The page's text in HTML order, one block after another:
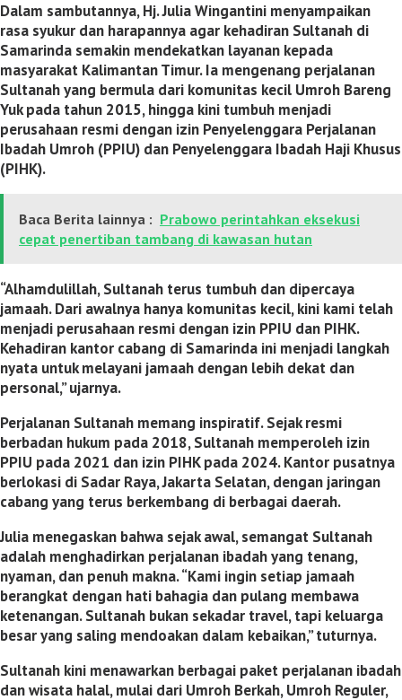
Dalam sambutannya, Hj. Julia Wingantini menyampaikan
rasa syukur dan harapannya agar kehadiran Sultanah di
Samarinda semakin mendekatkan layanan kepada
masyarakat Kalimantan Timur. Ia mengenang perjalanan
Sultanah yang bermula dari komunitas kecil Umroh Bareng
Yuk pada tahun 2015, hingga kini tumbuh menjadi
perusahaan resmi dengan izin Penyelenggara Perjalanan
Ibadah Umroh (PPIU) dan Penyelenggara Ibadah Haji Khusus
(PIHK).
Baca Berita lainnya : Prabowo perintahkan eksekusi
cepat penertiban tambang di kawasan hutan
“Alhamdulillah, Sultanah terus tumbuh dan dipercaya
jamaah. Dari awalnya hanya komunitas kecil, kini kami telah
menjadi perusahaan resmi dengan izin PPIU dan PIHK.
Kehadiran kantor cabang di Samarinda ini menjadi langkah
nyata untuk melayani jamaah dengan lebih dekat dan
personal,” ujarnya.
Perjalanan Sultanah memang inspiratif. Sejak resmi
berbadan hukum pada 2018, Sultanah memperoleh izin
PPIU pada 2021 dan izin PIHK pada 2024. Kantor pusatnya
berlokasi di Sadar Raya, Jakarta Selatan, dengan jaringan
cabang yang terus berkembang di berbagai daerah.
Julia menegaskan bahwa sejak awal, semangat Sultanah
adalah menghadirkan perjalanan ibadah yang tenang,
nyaman, dan penuh makna. “Kami ingin setiap jamaah
berangkat dengan hati bahagia dan pulang membawa
ketenangan. Sultanah bukan sekadar travel, tapi keluarga
besar yang saling mendoakan dalam kebaikan,” tuturnya.
Sultanah kini menawarkan berbagai paket perjalanan ibadah
dan wisata halal, mulai dari Umroh Berkah, Umroh Reguler,